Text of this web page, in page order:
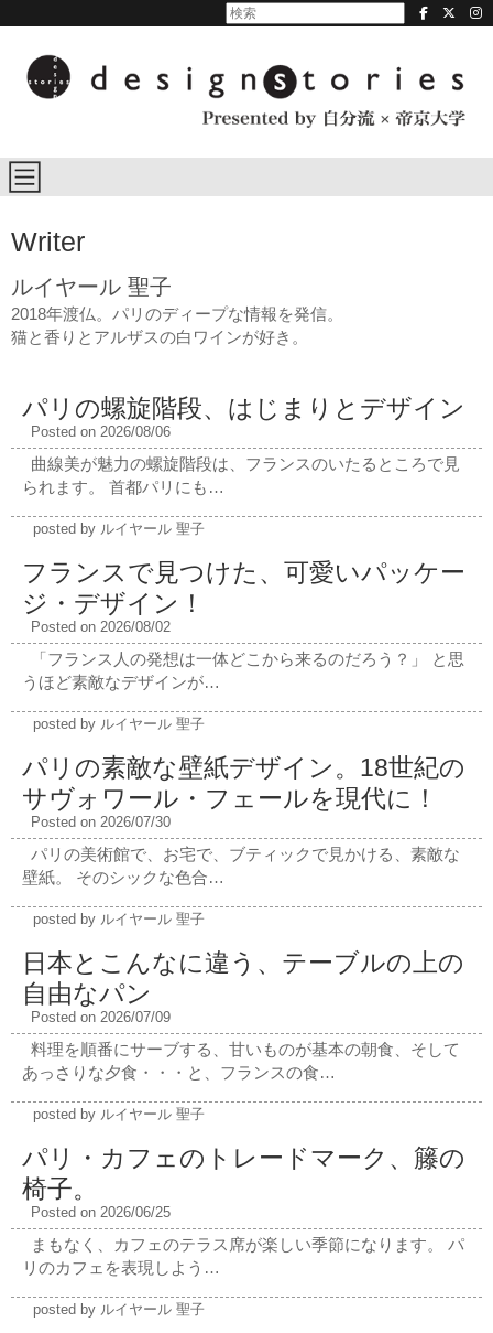
Writer
ルイヤール 聖子
2018年渡仏。パリのディープな情報を発信。
猫と香りとアルザスの白ワインが好き。
パリの螺旋階段、はじまりとデザイン
Posted on 2026/08/06
曲線美が魅力の螺旋階段は、フランスのいたるところで見
られます。 首都パリにも…
posted by ルイヤール 聖子
フランスで見つけた、可愛いパッケー
ジ・デザイン！
Posted on 2026/08/02
「フランス人の発想は一体どこから来るのだろう？」 と思
うほど素敵なデザインが…
posted by ルイヤール 聖子
パリの素敵な壁紙デザイン。18世紀の
サヴォワール・フェールを現代に！
Posted on 2026/07/30
パリの美術館で、お宅で、ブティックで見かける、素敵な
壁紙。 そのシックな色合…
posted by ルイヤール 聖子
日本とこんなに違う、テーブルの上の
自由なパン
Posted on 2026/07/09
料理を順番にサーブする、甘いものが基本の朝食、そして
あっさりな夕食・・・と、フランスの食…
posted by ルイヤール 聖子
パリ・カフェのトレードマーク、籐の
椅子。
Posted on 2026/06/25
まもなく、カフェのテラス席が楽しい季節になります。 パ
リのカフェを表現しよう…
posted by ルイヤール 聖子